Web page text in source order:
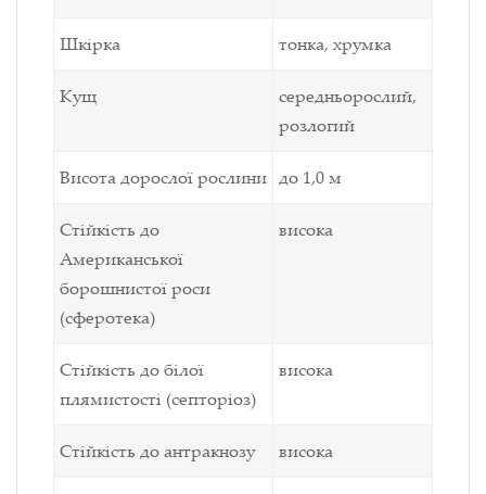
Шкірка тонка, хрумка
Кущ
середньорослий,
розлогий
Висота дорослої рослини до 1,0 м
Стійкість до
Американської
борошнистої роси
(сферотека)
висока
Стійкість до білої
плямистості (септоріоз)
висока
Стійкість до антракнозу висока